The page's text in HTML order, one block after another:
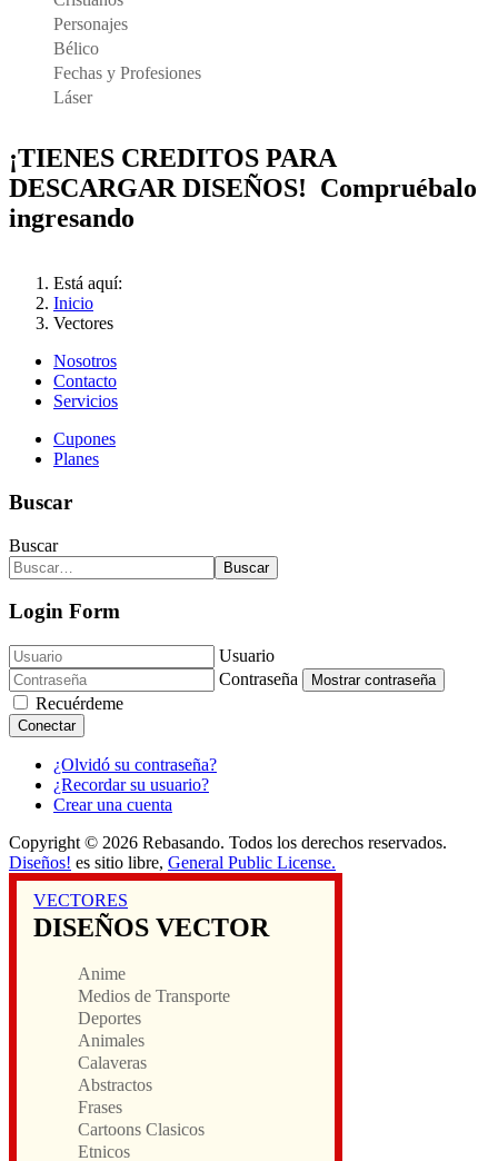
Personajes
Bélico
Fechas y Profesiones
Láser
¡TIENES CREDITOS PARA
DESCARGAR DISEÑOS! Compruébalo
ingresando
Está aquí:
Inicio
Vectores
Nosotros
Contacto
Servicios
Cupones
Planes
Buscar
Buscar
Buscar
Login Form
Usuario
Contraseña
Mostrar contraseña
Recuérdeme
Conectar
¿Olvidó su contraseña?
¿Recordar su usuario?
Crear una cuenta
Copyright © 2026 Rebasando. Todos los derechos reservados.
Diseños! es sitio libre, General Public License.
VECTORES
DISEÑOS VECTOR
Anime
Medios de Transporte
Deportes
Animales
Calaveras
Abstractos
Frases
Cartoons Clasicos
Etnicos